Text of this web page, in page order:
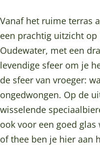
w
a
t
e
r
d
e
w
a
t
e
r
u
d
e
w
a
t
e
r
w
a
e
r
K
r
o
e
g
,
O
u
d
Vanaf het ruime terras
een prachtig uitzicht
Oudewater, met een
levendige sfeer om je
de sfeer van vroeger:
ongedwongen. Op de
wisselende
ook voor een goed
of thee ben je hier aan